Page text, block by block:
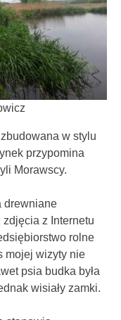
w stylu
przypomina
Morawscy.
drewniane
z Internetu
rolne
mojej wizyty nie
psia budka była
wisiały zamki.